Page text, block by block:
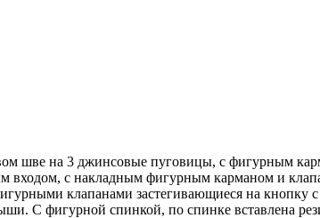
шве на 3 джинсовые пуговицы, с фигурным
с накладным фигурным карманом и
клапанами застегивающиеся на кнопку
С фигурной спинкой, по спинке вставлена